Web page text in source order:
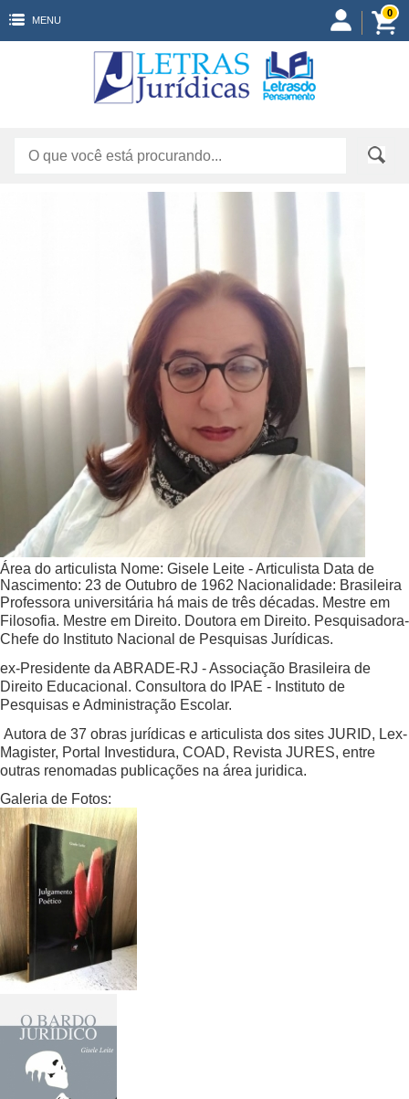
MENU
0
Área do articulista Nome: Gisele Leite - Articulista Data de
Nascimento: 23 de Outubro de 1962 Nacionalidade: Brasileira
Professora universitária há mais de três décadas. Mestre em
Filosofia. Mestre em Direito. Doutora em Direito. Pesquisadora-
Chefe do Instituto Nacional de Pesquisas Jurídicas.
ex-Presidente da ABRADE-RJ - Associação Brasileira de
Direito Educacional. Consultora do IPAE - Instituto de
Pesquisas e Administração Escolar.
Autora de 37 obras jurídicas e articulista dos sites JURID, Lex-
Magister, Portal Investidura, COAD, Revista JURES, entre
outras renomadas publicações na área juridica.
Galeria de Fotos: